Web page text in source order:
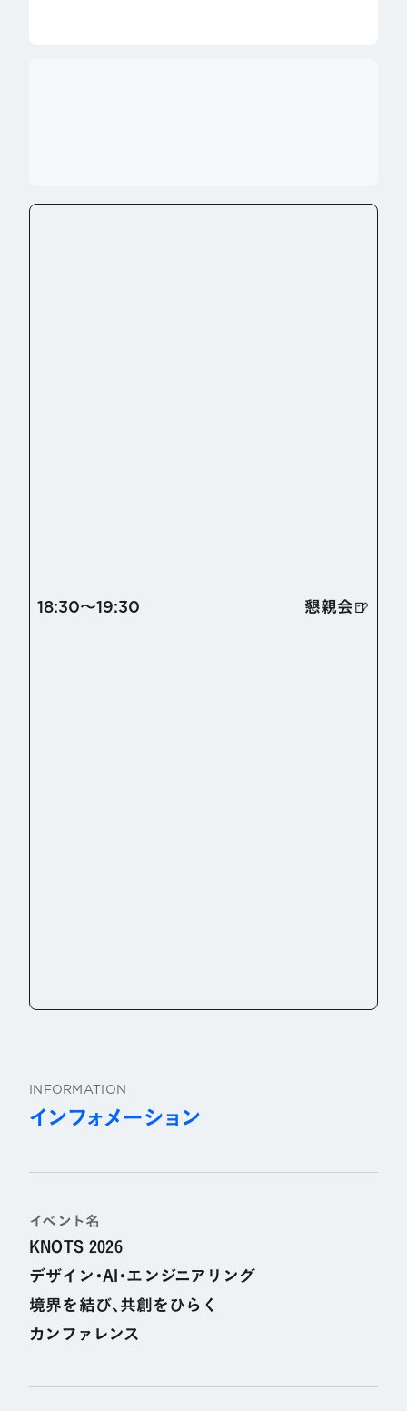
18:30〜19:30 懇親会🍺
INFORMATION
インフォメーション
イベント名
KNOTS 2026
デザイン・AI・エンジニアリング
境界を結び、共創をひらく
カンファレンス